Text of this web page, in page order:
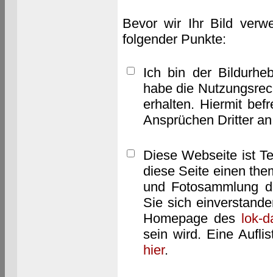
Bevor wir Ihr Bild
folgender Punkte:
Ich bin der
habe die
erhalten. Hiermit
Ansprüchen Dritter
Diese Webseite ist
diese Seite einen
und Fotosammlung
Sie sich
Homepage des lok-
sein wird. Eine
hier.